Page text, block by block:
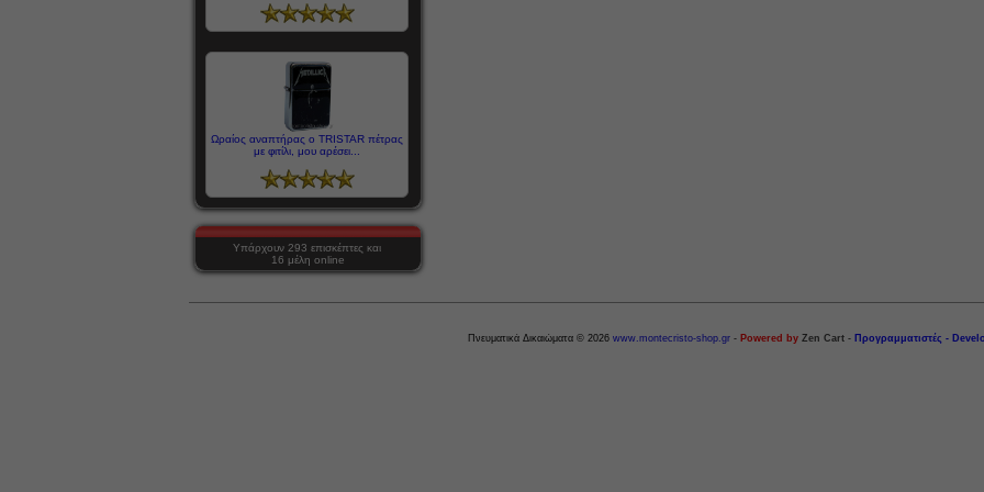
Ωραίος αναπτήρας ο TRISTAR πέτρας
με φιτίλι, μου αρέσει...
Υπάρχουν 293 επισκέπτες και
16 μέλη online
Πνευματικά Δικαιώματα © 2026 www.montecristo-shop.gr - Powered by Zen Cart - Προγραμματιστές -